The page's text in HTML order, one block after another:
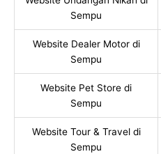
Sempu
Website Dealer Motor di
Sempu
Website Pet Store di
Sempu
Website Tour & Travel di
Sempu